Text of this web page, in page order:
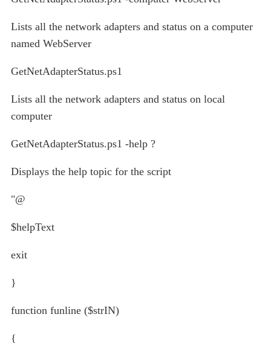
Lists all the network adapters and status on a computer
named WebServer
GetNetAdapterStatus.ps1
Lists all the network adapters and status on local
computer
GetNetAdapterStatus.ps1 -help ?
Displays the help topic for the script
"@
$helpText
exit
}
function funline ($strIN)
{